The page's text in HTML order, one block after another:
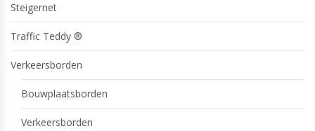
Steigernet
Traffic Teddy ®
Verkeersborden
Bouwplaatsborden
Verkeersborden